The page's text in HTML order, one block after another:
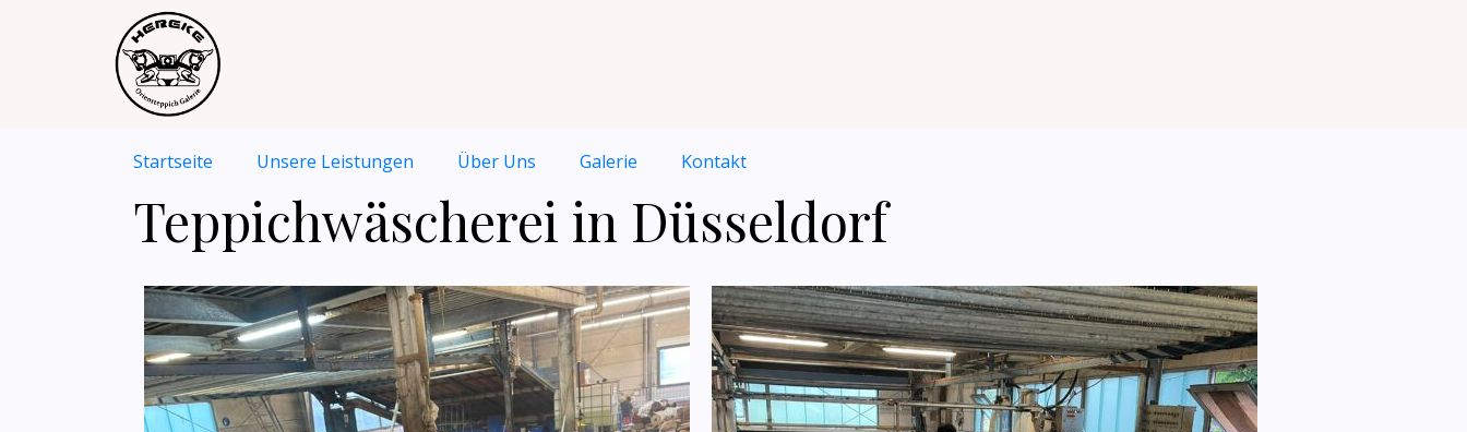
Startseite Unsere Leistungen Über Uns Galerie Kontakt
Teppichwäscherei in Düsseldorf